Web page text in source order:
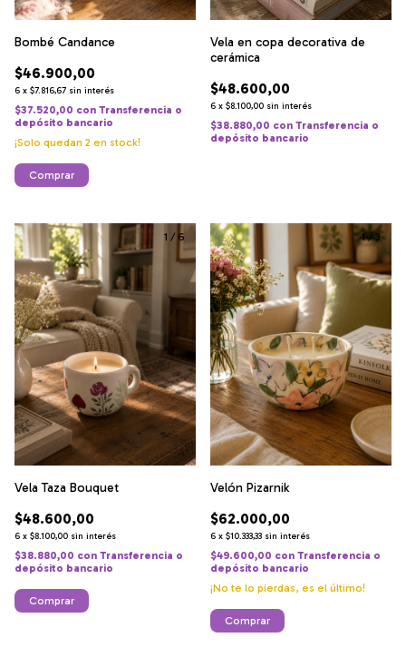
Bombé Candance
$46.900,00
6 x $7.816,67 sin interés
$37.520,00 con Transferencia o
depósito bancario
¡Solo quedan 2 en stock!
Comprar
Vela en copa decorativa de
cerámica
$48.600,00
6 x $8.100,00 sin interés
$38.880,00 con Transferencia o
depósito bancario
1 / 6
Vela Taza Bouquet
$48.600,00
6 x $8.100,00 sin interés
$38.880,00 con Transferencia o
depósito bancario
Comprar
1/3
Velón Pizarnik
$62.000,00
6 x $10.333,33 sin interés
$49.600,00 con Transferencia o
depósito bancario
¡No te lo pierdas, es el último!
Comprar